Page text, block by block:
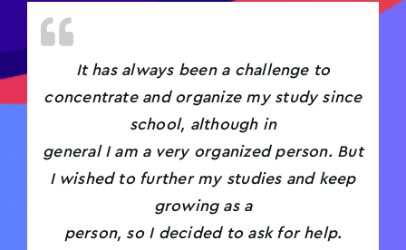
It has always been a challenge to
concentrate and organize my study since
school, although in
general I am a very organized person. But
I wished to further my studies and keep
growing as a
person, so I decided to ask for help.